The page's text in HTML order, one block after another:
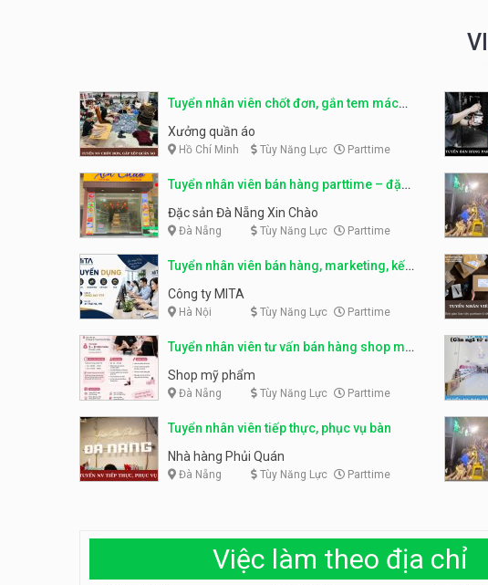
Tuyển nhân viên chốt đơn, gắn tem mác
sản phẩm
Xưởng quần áo
Hồ Chí Minh Tùy Năng Lực Parttime
Tuyển nhân viên bán hàng parttime – đặc
sản Đà Nẵng
Đặc sản Đà Nẵng Xin Chào
Đà Nẵng Tùy Năng Lực Parttime
Tuyển nhân viên bán hàng, marketing, kế
toán, kho – parttime, fulltime
Công ty MITA
Hà Nội Tùy Năng Lực Parttime
Tuyển nhân viên tư vấn bán hàng shop mỹ
phẩm
Shop mỹ phẩm
Đà Nẵng Tùy Năng Lực Parttime
Tuyển nhân viên tiếp thực, phục vụ bàn
Nhà hàng Phủi Quán
Đà Nẵng Tùy Năng Lực Parttime
Việc làm theo địa chỉ